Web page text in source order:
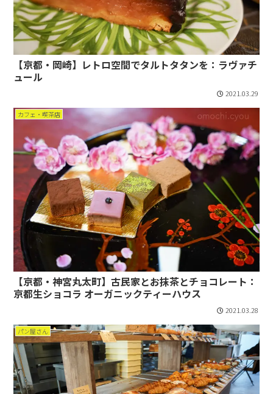
【京都・岡崎】レトロ空間でタルトタタンを：ラヴァチ
ュール
2021.03.29
カフェ・喫茶店
【京都・神宮丸太町】古民家とお抹茶とチョコレート：
京都生ショコラ オーガニックティーハウス
2021.03.28
パン屋さん